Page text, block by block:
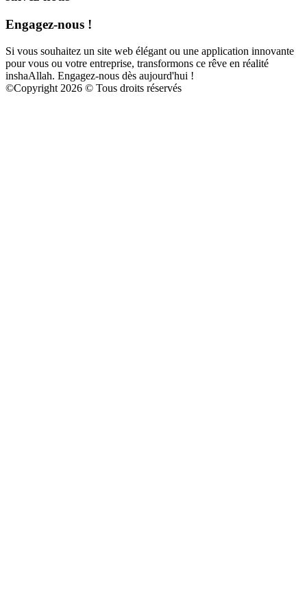
Engagez-nous !
Si vous souhaitez un site web élégant ou une application innovante
pour vous ou votre entreprise, transformons ce rêve en réalité
inshaAllah. Engagez-nous dès aujourd'hui !
©Copyright 2026 © Tous droits réservés